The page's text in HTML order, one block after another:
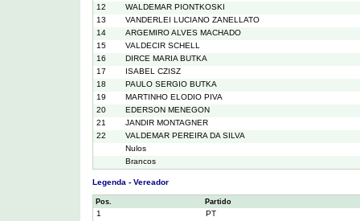
12
WALDEMAR PIONTKOSKI
13
VANDERLEI LUCIANO ZANELLATO
14
ARGEMIRO ALVES MACHADO
15
VALDECIR SCHELL
16
DIRCE MARIA BUTKA
17
ISABEL CZISZ
18
PAULO SERGIO BUTKA
19
MARTINHO ELODIO PIVA
20
EDERSON MENEGON
21
JANDIR MONTAGNER
22
VALDEMAR PEREIRA DA SILVA
Nulos
Brancos
Legenda - Vereador
Pos. Partido
1
PT